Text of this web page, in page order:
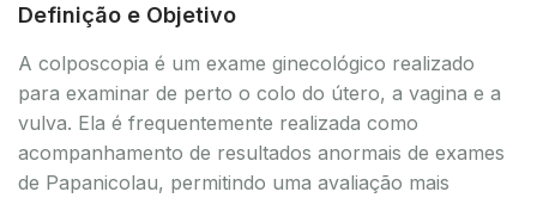
Definição e Objetivo
A colposcopia é um exame ginecológico realizado
para examinar de perto o colo do útero, a vagina e a
vulva. Ela é frequentemente realizada como
acompanhamento de resultados anormais de exames
de Papanicolau, permitindo uma avaliação mais